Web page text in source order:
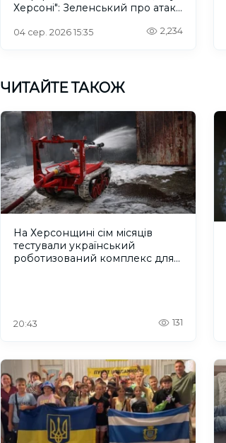
Херсоні": Зеленський про атаку
04 сер. 2026 15:35 2,234
ЧИТАЙТЕ ТАКОЖ
На Херсонщині сім місяців
тестували український
роботизований комплекс для
20:43 131